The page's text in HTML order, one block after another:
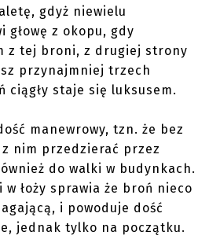
gdyż niewielu
głowę z okopu, gdy
z tej broni, z drugiej strony
przynajmniej trzech
ciągły staje się luksusem.
manewrowy, tzn. że bez
nim przedzierać przez
do walki w budynkach.
łoży sprawia że broń nieco
i powoduje dość
jednak tylko na początku.